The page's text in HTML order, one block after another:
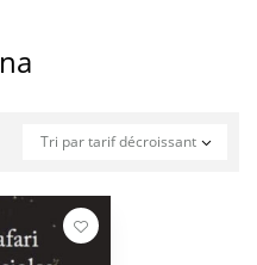
Tri par tarif décroissant